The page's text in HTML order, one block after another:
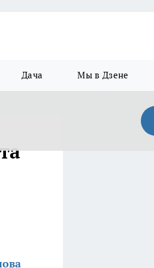
Дача Мы в Дзене